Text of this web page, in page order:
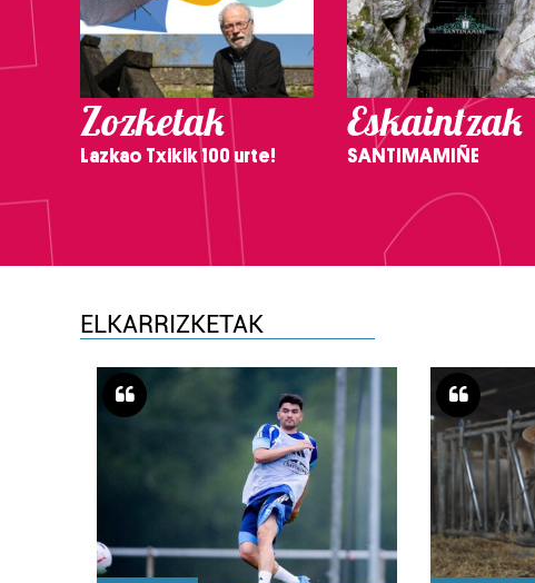
Zozketak
Lazkao Txikik 100 urte!
Eskaintzak
SANTIMAMIÑE
ELKARRIZKETAK